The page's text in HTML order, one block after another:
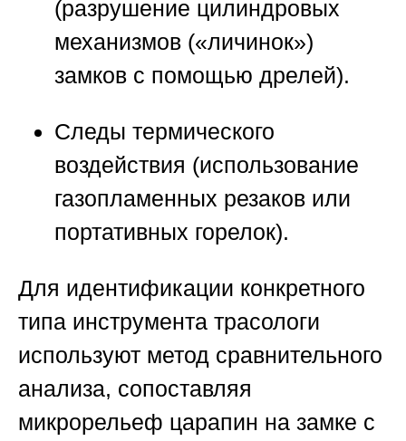
(разрушение цилиндровых
механизмов («личинок»)
замков с помощью дрелей).
Следы термического
воздействия (использование
газопламенных резаков или
портативных горелок).
Для идентификации конкретного
типа инструмента трасологи
используют метод сравнительного
анализа, сопоставляя
микрорельеф царапин на замке с